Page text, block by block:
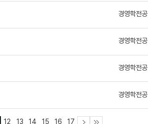
경영학전공
경영학전공
경영학전공
경영학전공
12 13 14 15 16 17